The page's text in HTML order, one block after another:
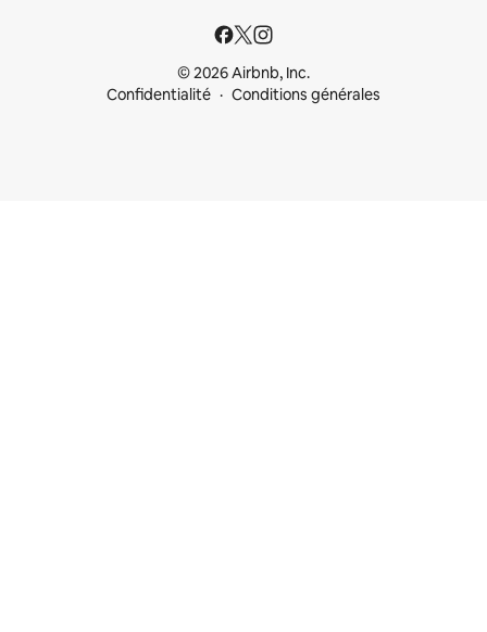
© 2026 Airbnb, Inc.
Confidentialité
Conditions générales